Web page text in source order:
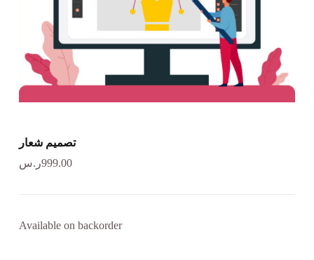
تصميم شعار
999.00ر.س
Available on backorder